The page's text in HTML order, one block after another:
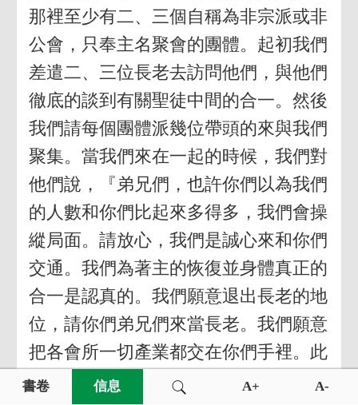
那裡至少有二、三個自稱為非宗派或非
公會，只奉主名聚會的團體。起初我們
差遣二、三位長老去訪問他們，與他們
徹底的談到有關聖徒中間的合一。然後
我們請每個團體派幾位帶頭的來與我們
聚集。當我們來在一起的時候，我們對
他們說，『弟兄們，也許你們以為我們
的人數和你們比起來多得多，我們會操
縱局面。請放心，我們是誠心來和你們
交通。我們為著主的恢復並身體真正的
合一是認真的。我們願意退出長老的地
位，請你們弟兄們來當長老。我們願意
把各會所一切產業都交在你們手裡。此
外，我們願意開一次特會，告訴所有的
書卷 信息 A+ A-